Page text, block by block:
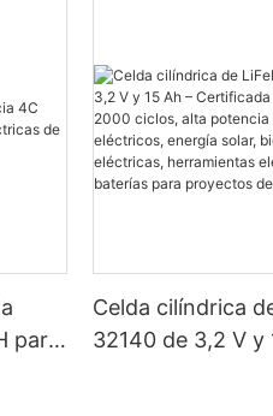
para
Celda cilíndrica
32140 de 3,2 V y